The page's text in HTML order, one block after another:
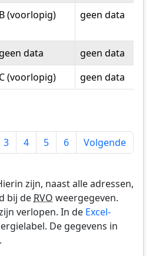
B (voorlopig) geen data
geen data
geen data
C (voorlopig) geen data
3 4 5 6 Volgende
zijn, naast alle adressen,
bij de RVO weergegeven.
verlopen. In de Excel-
De gegevens in